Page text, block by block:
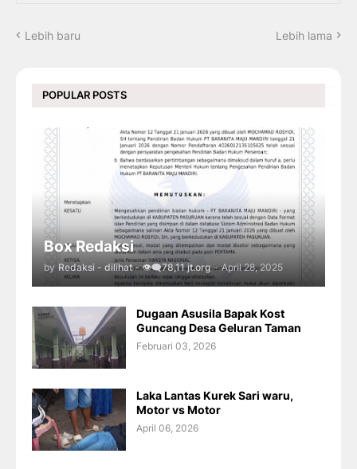
Lebih baru Lebih lama
POPULAR POSTS
Box Redaksi
by Redaksi - dilihat - 👁️‍🗨️78,11 jt.org - April 28, 2025
Dugaan Asusila Bapak Kost
Guncang Desa Geluran Taman
Februari 03, 2026
Laka Lantas Kurek Sari waru,
Motor vs Motor
April 06, 2026